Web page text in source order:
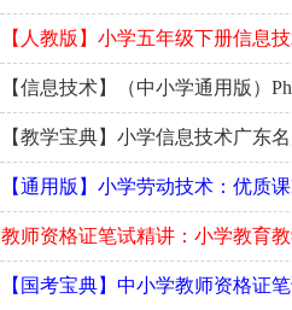
【人教版】小学五年级下册信息
【信息技术】（中小学通用版）
【教学宝典】小学信息技术广东
【通用版】小学劳动技术：优质
教师资格证笔试精讲：小学教育
【国考宝典】中小学教师资格证